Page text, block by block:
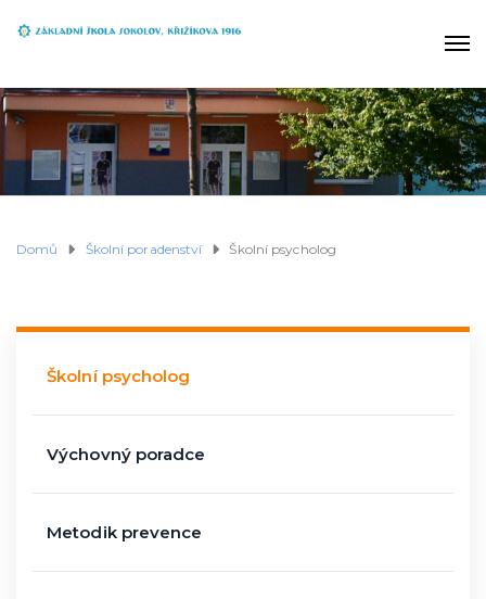
Domů Školní poradenství Školní psycholog
Školní psycholog
Výchovný poradce
Metodik prevence